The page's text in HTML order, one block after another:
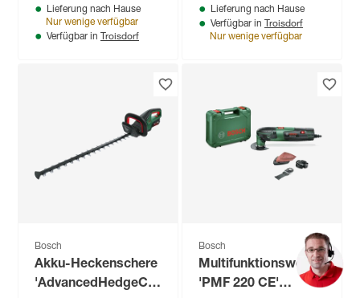
Lieferung nach Hause
Nur wenige verfügbar
Verfügbar in Troisdorf
Schutztasche
Lieferung nach Hause
Verfügbar in Troisdorf
Nur wenige verfügbar
Bosch
Akku-Heckenschere
'AdvancedHedgeCut
Bosch
Multifunktionswerkzeug
'PMF 220 CE'